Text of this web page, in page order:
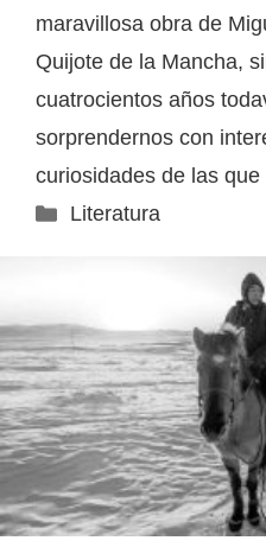
maravillosa obra de
Quijote de la Mancha,
cuatrocientos años
sorprendernos con
curiosidades de las
Categorías
Literatura